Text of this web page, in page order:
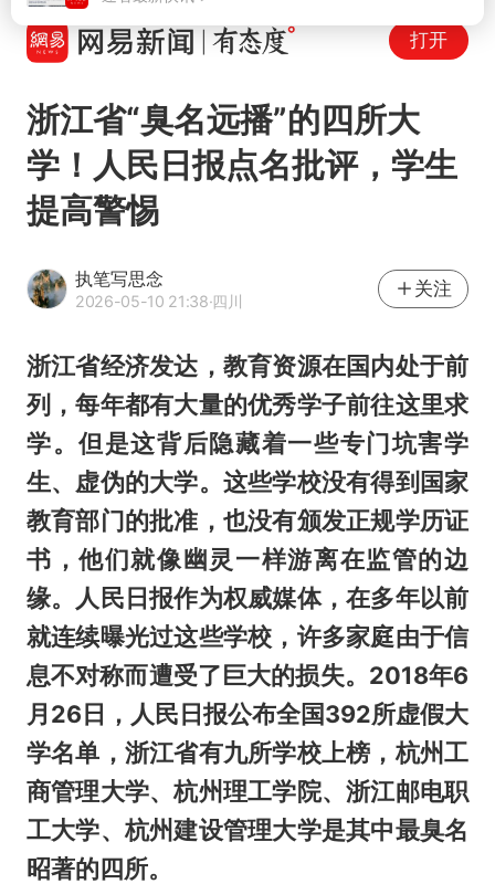
打开
浙江省“臭名远播”的四所大
学！人民日报点名批评，学生
提高警惕
执笔写思念
2026-05-10 21:38·四川
关注
浙江省经济发达，教育资源在国内处于前
列，每年都有大量的优秀学子前往这里求
学。但是这背后隐藏着一些专门坑害学
生、虚伪的大学。这些学校没有得到国家
教育部门的批准，也没有颁发正规学历证
书，他们就像幽灵一样游离在监管的边
缘。人民日报作为权威媒体，在多年以前
就连续曝光过这些学校，许多家庭由于信
息不对称而遭受了巨大的损失。2018年6
月26日，人民日报公布全国392所虚假大
学名单，浙江省有九所学校上榜，杭州工
商管理大学、杭州理工学院、浙江邮电职
工大学、杭州建设管理大学是其中最臭名
昭著的四所。